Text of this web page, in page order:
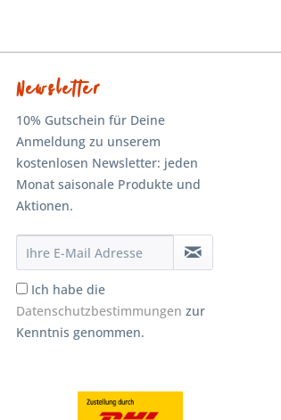
Newsletter
10% Gutschein für Deine
Anmeldung zu unserem
kostenlosen Newsletter: jeden
Monat saisonale Produkte und
Aktionen.
Ich habe die
Datenschutzbestimmungen zur
Kenntnis genommen.